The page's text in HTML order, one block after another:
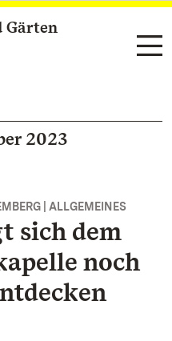
Gärten
2023
| ALLGEMEINES
sich dem
noch